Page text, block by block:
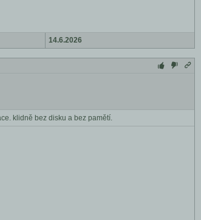
14.6.2026
klidně bez disku a bez pamětí.